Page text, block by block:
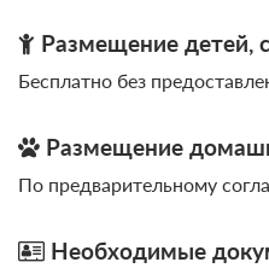
Размещение детей,
Бесплатно без
Размещение
По предварительному
Необходимые